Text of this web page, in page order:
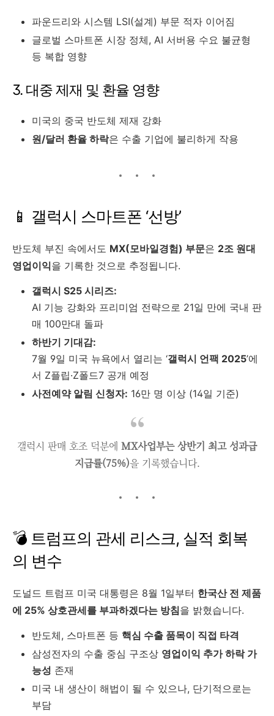
파운드리와 시스템 LSI(설계) 부문 적자 이어짐
글로벌 스마트폰 시장 정체, AI 서버용 수요 불균형
등 복합 영향
3. 대중 제재 및 환율 영향
미국의 중국 반도체 제재 강화
원/달러 환율 하락은 수출 기업에 불리하게 작용
📱 갤럭시 스마트폰 ‘선방’
반도체 부진 속에서도 MX(모바일경험) 부문은 2조 원대
영업이익을 기록한 것으로 추정됩니다.
갤럭시 S25 시리즈:
AI 기능 강화와 프리미엄 전략으로 21일 만에 국내 판
매 100만대 돌파
하반기 기대감:
7월 9일 미국 뉴욕에서 열리는 ‘갤럭시 언팩 2025’에
서 Z플립·Z폴드7 공개 예정
사전예약 알림 신청자: 16만 명 이상 (14일 기준)
갤럭시 판매 호조 덕분에 MX사업부는 상반기 최고 성과급
지급률(75%)을 기록했습니다.
💣 트럼프의 관세 리스크, 실적 회복
의 변수
도널드 트럼프 미국 대통령은 8월 1일부터 한국산 전 제품
에 25% 상호관세를 부과하겠다는 방침을 밝혔습니다.
반도체, 스마트폰 등 핵심 수출 품목이 직접 타격
삼성전자의 수출 중심 구조상 영업이익 추가 하락 가
능성 존재
미국 내 생산이 해법이 될 수 있으나, 단기적으로는
부담